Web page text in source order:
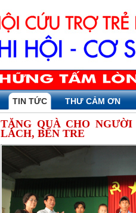
TIN TỨC THƯ CẢM ƠN
TẶNG QUÀ CHO
LÁCH, BẾN TRE